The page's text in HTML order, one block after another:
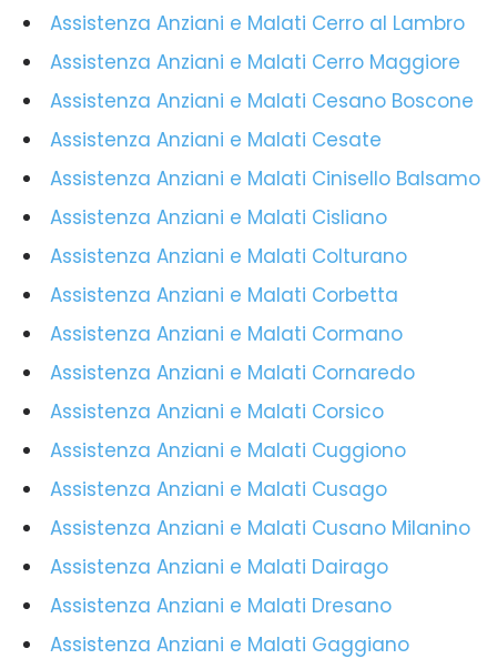
Assistenza Anziani e Malati Cerro al Lambro
Assistenza Anziani e Malati Cerro Maggiore
Assistenza Anziani e Malati Cesano Boscone
Assistenza Anziani e Malati Cesate
Assistenza Anziani e Malati Cinisello Balsamo
Assistenza Anziani e Malati Cisliano
Assistenza Anziani e Malati Colturano
Assistenza Anziani e Malati Corbetta
Assistenza Anziani e Malati Cormano
Assistenza Anziani e Malati Cornaredo
Assistenza Anziani e Malati Corsico
Assistenza Anziani e Malati Cuggiono
Assistenza Anziani e Malati Cusago
Assistenza Anziani e Malati Cusano Milanino
Assistenza Anziani e Malati Dairago
Assistenza Anziani e Malati Dresano
Assistenza Anziani e Malati Gaggiano